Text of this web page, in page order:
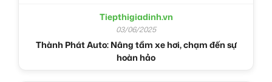
Tiepthigiadinh.vn
03/06/2025
Thành Phát Auto: Nâng tầm xe hơi, chạm đến sự
hoàn hảo